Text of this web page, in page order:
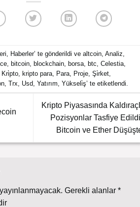
Haberler’ te gönderildi vealtcoin ,Analiz
,bitcoin ,blockchain ,borsa ,btc ,Celestia
Kri̇pto ,kripto para Para Proje ,Şi̇rket
,Trx Usd ,Yatırım ,Yükseli̇ş’ te etiketlendi.
Kripto Piyasasında
Pozisyonlar Tasfiye
Bitcoin ve Ether
Gerekli alanlar *